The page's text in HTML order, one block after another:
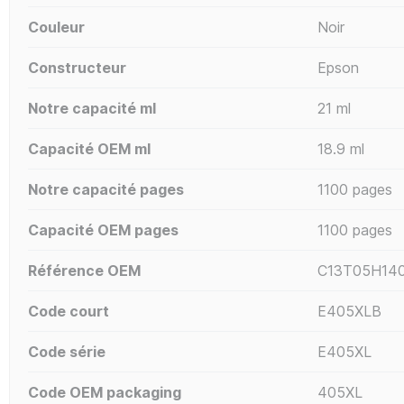
Couleur Noir
Constructeur Epson
Notre capacité ml 21 ml
Capacité OEM ml 18.9 ml
Notre capacité pages 1100 pages
Capacité OEM pages 1100 pages
Référence OEM
Code court E405XLB
Code série E405XL
Code OEM packaging 405XL